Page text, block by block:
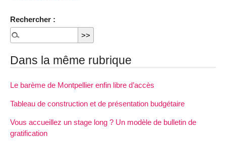
Rechercher :
Dans la même rubrique
Le barème de Montpellier enfin libre d’accès
Tableau de construction et de présentation budgétaire
Vous accueillez un stage long ? Un modèle de bulletin de
gratification